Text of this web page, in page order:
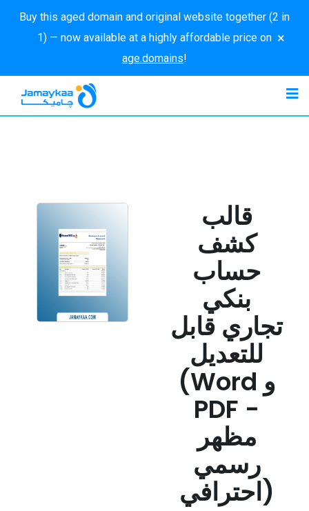
Buy this aged domain and original website together (2 in
1) — now available at a highly affordable price on
age.domains!
×
قالب
كشف
حساب
بنكي
تجاري قابل
للتعديل
(Word و
PDF -
مظهر
رسمي
احترافي)